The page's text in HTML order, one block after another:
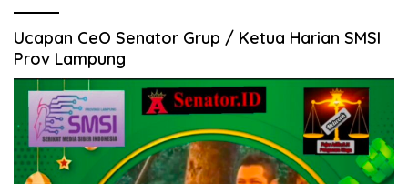
Ucapan CeO Senator Grup / Ketua Harian SMSI
Prov Lampung